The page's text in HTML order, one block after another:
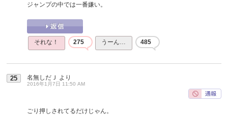
ジャンプの中では一番嫌い。
それな！ 275 うーん… 485
25 名無しだＪ より
2016年1月7日 11:50 AM
ごり押しされてるだけじゃん。